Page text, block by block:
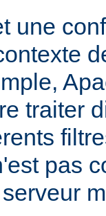
une
traiter
pas